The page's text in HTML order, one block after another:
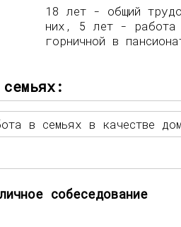
18 лет - общий
них, 5 лет - работа
горничной в
в семьях в качестве
собеседование